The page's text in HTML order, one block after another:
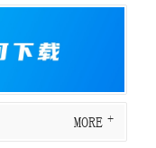
MORE